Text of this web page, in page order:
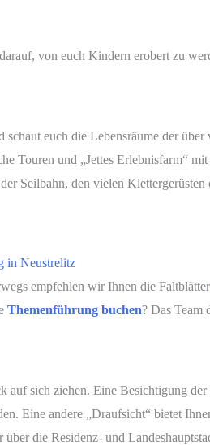
darauf, von euch Kindern erobert zu
schaut euch die Lebensräume der
Touren und „Jettes Erlebnisfarm“
Seilbahn, den vielen
in Neustrelitz
empfehlen wir Ihnen die Faltblätter
Themenführung buchen? Das Team
sich ziehen. Eine Besichtigung
Eine andere „Draufsicht“ bietet
über die Residenz- und